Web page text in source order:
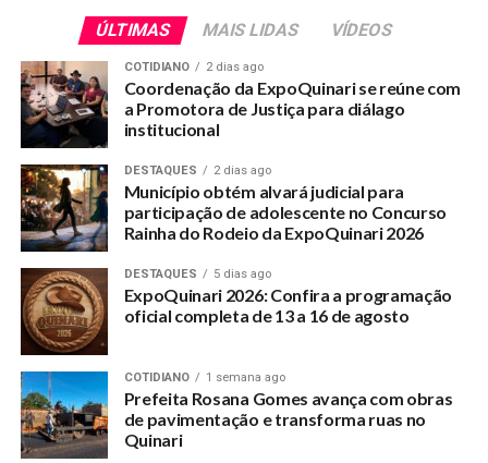
Assessoria da Prefeitura e a mesma não foi localizada para
explicar os fatos.
RELATED TOPICS:
INDO-EMBORA-ANDRE-MAIA-NAO-PAGA-MOVEIS-NOVOS-E-
EMPRESARIO-BUSCA-NA-PREFEITURA
UP NEXT
Somente três vereadores foram contra a vitória de
Magildo Lima, acusado de receber o mensalinho
DON'T MISS
Vereador acusado de receber o mensalinho do
Prefeito concorre Mesa do legislativo mirim
ÚLTIMAS MAIS LIDAS VÍDEOS
COTIDIANO 2 dias ago
Coordenação da ExpoQuinari se reúne com
a Promotora de Justiça para diálago
institucional
DESTAQUES 2 dias ago
Município obtém alvará judicial para
participação de adolescente no Concurso
Rainha do Rodeio da ExpoQuinari 2026
DESTAQUES 5 dias ago
ExpoQuinari 2026: Confira a programação
oficial completa de 13 a 16 de agosto
COTIDIANO 1 semana ago
Prefeita Rosana Gomes avança com obras
de pavimentação e transforma ruas no
Quinari